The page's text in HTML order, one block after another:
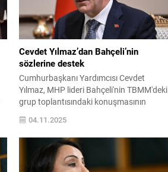
Cevdet Yılmaz’dan Bahçeli’nin
sözlerine destek
Cumhurbaşkanı Yardımcısı Cevdet
Yılmaz, MHP lideri Bahçeli'nin TBMM'deki
grup toplantısındaki konuşmasının
ardından sosyal medya platformu X
üzerinden bir açıklama yaptı. Yılmaz,
paylaşımında şu ifadelere yer verdi:
"Cumhur İttifakı demokratik ...
04.11.2025